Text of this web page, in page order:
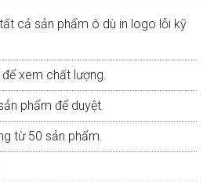
cả sản phẩm ô dù in logo lỗi kỹ
xem chất lượng.
phẩm để duyệt.
từ 50 sản phẩm.